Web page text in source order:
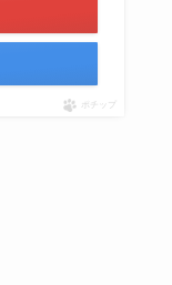
ポチップ